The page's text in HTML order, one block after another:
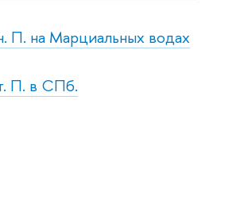
П. на Марциальных водах
П. в СПб.